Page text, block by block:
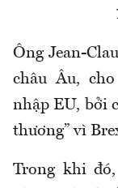
Ông Jean-
châu Âu,
nhập EU, bởi
thương” vì
Trong khi